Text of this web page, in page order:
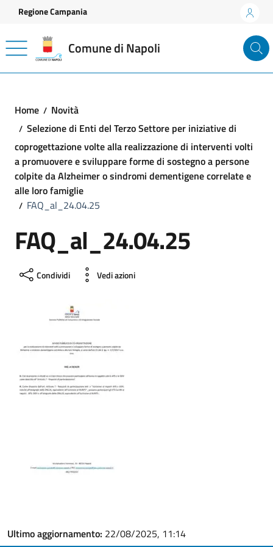
Vai ai contenuti
Vai al footer
Regione Campania
Comune di Napoli
Home
Novità
Selezione di Enti del Terzo Settore per iniziative di
coprogettazione volte alla realizzazione di interventi volti
a promuovere e sviluppare forme di sostegno a persone
colpite da Alzheimer o sindromi dementigene correlate e
alle loro famiglie
FAQ_al_24.04.25
FAQ_al_24.04.25
Condividi Vedi azioni
Ultimo aggiornamento: 22/08/2025, 11:14